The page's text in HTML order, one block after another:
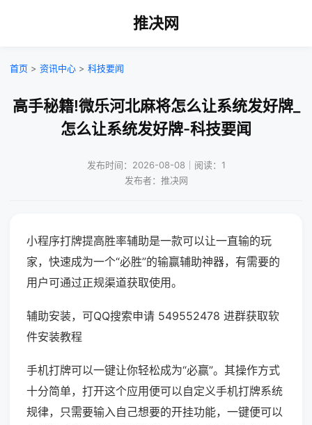
推决网
首页 > 资讯中心 > 科技要闻
高手秘籍!微乐河北麻将怎么让系统发好牌_
怎么让系统发好牌-科技要闻
发布时间：2026-08-08｜阅读：1
发布者：推决网
小程序打牌提高胜率辅助是一款可以让一直输的玩
家，快速成为一个“必胜”的输赢辅助神器，有需要的
用户可通过正规渠道获取使用。
辅助安装，可QQ搜索申请 549552478 进群获取软
件安装教程
手机打牌可以一键让你轻松成为“必赢”。其操作方式
十分简单，打开这个应用便可以自定义手机打牌系统
规律，只需要输入自己想要的开挂功能，一键便可以